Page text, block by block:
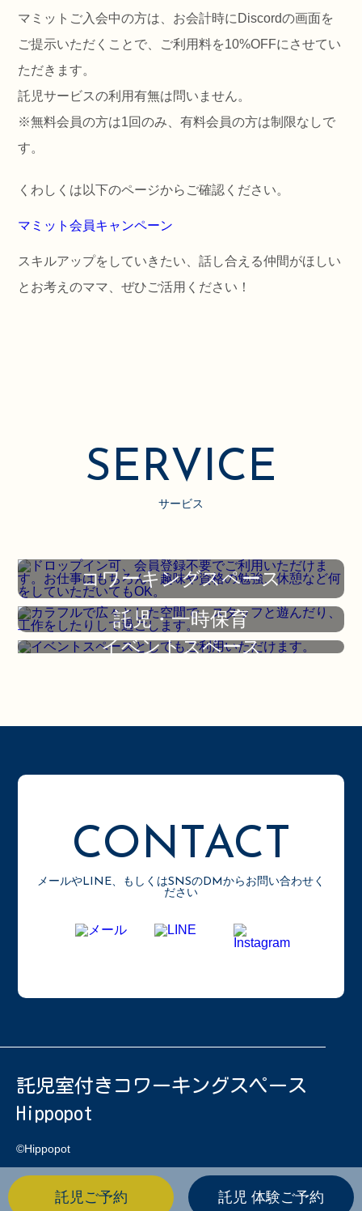
マミットご入会中の方は、お会計時にDiscordの画面を
ご提示いただくことで、ご利用料を10%OFFにさせてい
ただきます。
託児サービスの利用有無は問いません。
※無料会員の方は1回のみ、有料会員の方は制限なしで
す。
くわしくは以下のページからご確認ください。
マミット会員キャンペーン
スキルアップをしていきたい、話し合える仲間がほしい
とお考えのママ、ぜひご活用ください！
SERVICE
サービス
コワーキングスペース
託児・一時保育
イベントスペース
CONTACT
メールやLINE、もしくはSNSのDMからお問い合わせく
ださい
託児室付きコワーキングスペース
Hippopot
©Hippopot
託児ご予約 託児 体験ご予約